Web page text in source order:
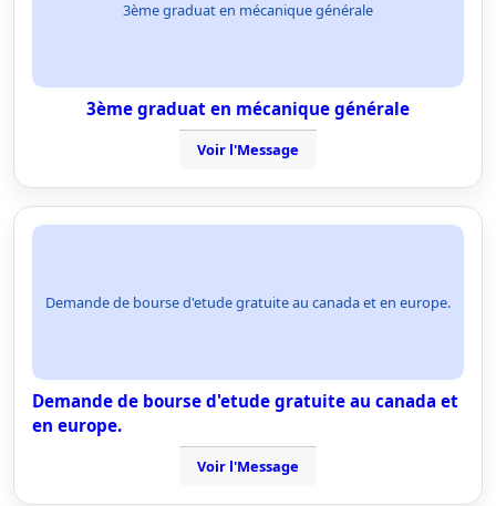
3ème graduat en mécanique générale
3ème graduat en mécanique générale
Voir l'Message
Demande de bourse d'etude gratuite au canada et en europe.
Demande de bourse d'etude gratuite au canada et
en europe.
Voir l'Message